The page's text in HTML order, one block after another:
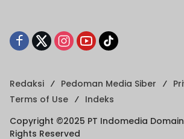
Redaksi Pedoman Media Siber
Terms of Use
Indeks
Copyright ©2025 PT Indomedia
Rights Reserved